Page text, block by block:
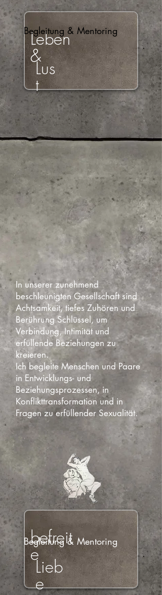
Leben
&
Lus
t
Begleitung & Mentoring
In unserer zunehmend
beschleunigten Gesellschaft sind
Achtsamkeit, tiefes Zuhören und
Berührung Schlüssel, um
Verbindung, Intimität und
erfüllende Beziehungen zu
kreieren.
Ich begleite Menschen und Paare
in Entwicklungs- und
Beziehungsprozessen, in
Konflikttransformation und in
Fragen zu erfüllender Sexualität.
befreit
e
Lieb
e
Begleitung & Mentoring